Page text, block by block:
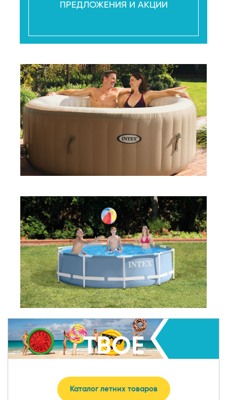
ПРЕДЛОЖЕНИЯ И АКЦИИ
ТВОЕ
Каталог летних товаров